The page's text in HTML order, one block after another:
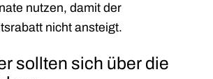
nutzen, damit der
nicht ansteigt.
sollten sich über die